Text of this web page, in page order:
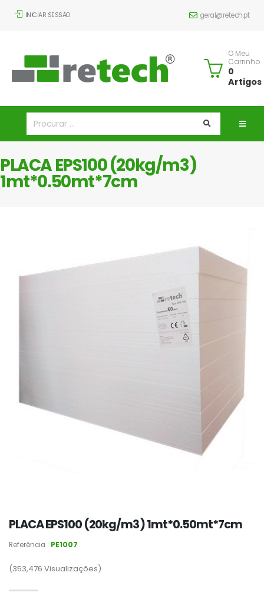
INICIAR SESSÃO geral@retech.pt
O Meu
Carrinho
0
Artigos
PLACA EPS100 (20kg/m3)
1mt*0.50mt*7cm
PLACA EPS100 (20kg/m3) 1mt*0.50mt*7cm
Referência : PE1007
(353,476 Visualizações)